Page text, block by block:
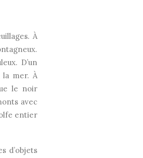
À
D’un
la mer. À
le noir
avec
entier
d’objets